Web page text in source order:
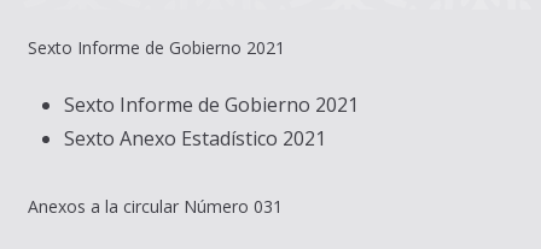
Sexto Informe de Gobierno 2021
Sexto Informe de Gobierno 2021
Sexto Anexo Estadístico 2021
Anexos a la circular Número 031